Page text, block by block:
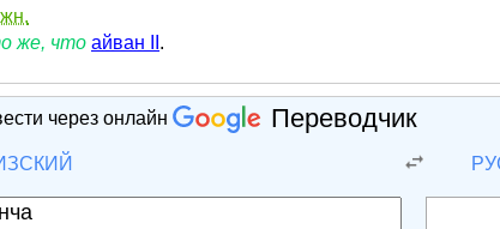
же, что айван II .
через онлайн Переводчик